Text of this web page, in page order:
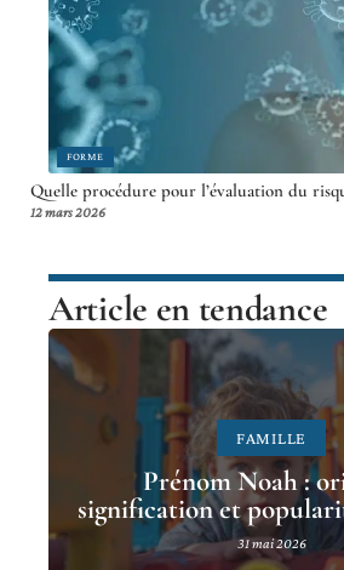
FORME
Quelle procédure pour l’évaluation du
12 mars 2026
Article en tendance
FAMILLE
Prénom Noah :
signification et
31 mai 2026